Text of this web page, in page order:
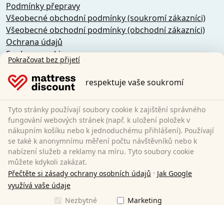
Podmínky přepravy
Všeobecné obchodní podmínky (soukromí zákazníci)
Všeobecné obchodní podmínky (obchodní zákazníci)
Ochrana údajů
Soubory cookie
Storno podmínky
Otisk
Odstoupení od smlouvy
Sleezzz GmbH
Grebbener Str. 7
52525 Heinsberg
Německo
E-Mail: customer-service@matratzen.discount
Všechny ceny jsou uvedeny včetně DPH.
Pokračovat bez přijetí
respektuje vaše soukromí
Tyto stránky používají soubory cookie k zajištění správného
fungování webových stránek (např. k uložení položek v
nákupním košíku nebo k jednoduchému přihlášení). Používají
se také k anonymnímu měření počtu návštěvníků nebo k
nabízení služeb a reklamy na míru. Tyto soubory cookie
můžete kdykoli zakázat.
Přečtěte si zásady ochrany osobních údajů · Jak Google
využívá vaše údaje
Nezbytné
Marketing